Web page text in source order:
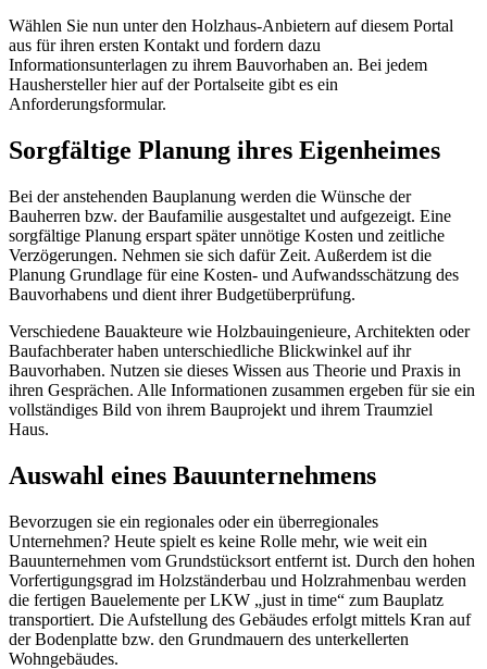
Wählen Sie nun unter den Holzhaus-Anbietern auf diesem Portal
aus für ihren ersten Kontakt und fordern dazu
Informationsunterlagen zu ihrem Bauvorhaben an. Bei jedem
Haushersteller hier auf der Portalseite gibt es ein
Anforderungsformular.
Sorgfältige Planung ihres Eigenheimes
Bei der anstehenden Bauplanung werden die Wünsche der
Bauherren bzw. der Baufamilie ausgestaltet und aufgezeigt. Eine
sorgfältige Planung erspart später unnötige Kosten und zeitliche
Verzögerungen. Nehmen sie sich dafür Zeit. Außerdem ist die
Planung Grundlage für eine Kosten- und Aufwandsschätzung des
Bauvorhabens und dient ihrer Budgetüberprüfung.
Verschiedene Bauakteure wie Holzbauingenieure, Architekten oder
Baufachberater haben unterschiedliche Blickwinkel auf ihr
Bauvorhaben. Nutzen sie dieses Wissen aus Theorie und Praxis in
ihren Gesprächen. Alle Informationen zusammen ergeben für sie ein
vollständiges Bild von ihrem Bauprojekt und ihrem Traumziel
Haus.
Auswahl eines Bauunternehmens
Bevorzugen sie ein regionales oder ein überregionales
Unternehmen? Heute spielt es keine Rolle mehr, wie weit ein
Bauunternehmen vom Grundstücksort entfernt ist. Durch den hohen
Vorfertigungsgrad im Holzständerbau und Holzrahmenbau werden
die fertigen Bauelemente per LKW „just in time“ zum Bauplatz
transportiert. Die Aufstellung des Gebäudes erfolgt mittels Kran auf
der Bodenplatte bzw. den Grundmauern des unterkellerten
Wohngebäudes.